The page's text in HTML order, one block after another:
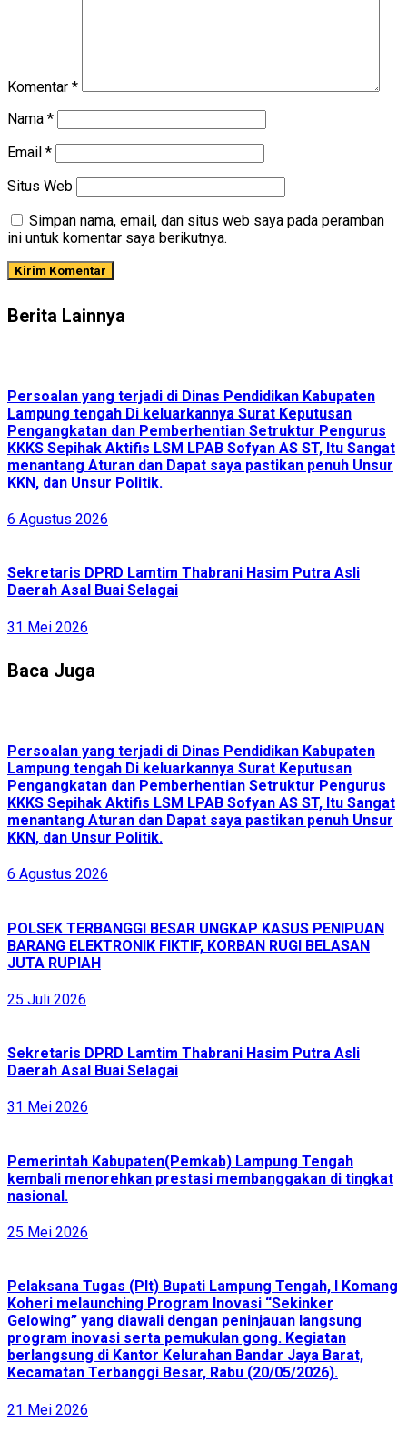
Komentar *
Nama *
Email *
Situs Web
Simpan nama, email, dan situs web saya pada peramban
ini untuk komentar saya berikutnya.
Berita Lainnya
Persoalan yang terjadi di Dinas Pendidikan Kabupaten
Lampung tengah Di keluarkannya Surat Keputusan
Pengangkatan dan Pemberhentian Setruktur Pengurus
KKKS Sepihak Aktifis LSM LPAB Sofyan AS ST, Itu Sangat
menantang Aturan dan Dapat saya pastikan penuh Unsur
KKN, dan Unsur Politik.
6 Agustus 2026
Sekretaris DPRD Lamtim Thabrani Hasim Putra Asli
Daerah Asal Buai Selagai
31 Mei 2026
Baca Juga
Persoalan yang terjadi di Dinas Pendidikan Kabupaten
Lampung tengah Di keluarkannya Surat Keputusan
Pengangkatan dan Pemberhentian Setruktur Pengurus
KKKS Sepihak Aktifis LSM LPAB Sofyan AS ST, Itu Sangat
menantang Aturan dan Dapat saya pastikan penuh Unsur
KKN, dan Unsur Politik.
6 Agustus 2026
POLSEK TERBANGGI BESAR UNGKAP KASUS PENIPUAN
BARANG ELEKTRONIK FIKTIF, KORBAN RUGI BELASAN
JUTA RUPIAH
25 Juli 2026
Sekretaris DPRD Lamtim Thabrani Hasim Putra Asli
Daerah Asal Buai Selagai
31 Mei 2026
Pemerintah Kabupaten(Pemkab) Lampung Tengah
kembali menorehkan prestasi membanggakan di tingkat
nasional.
25 Mei 2026
Pelaksana Tugas (Plt) Bupati Lampung Tengah, I Komang
Koheri melaunching Program Inovasi “Sekinker
Gelowing” yang diawali dengan peninjauan langsung
program inovasi serta pemukulan gong. Kegiatan
berlangsung di Kantor Kelurahan Bandar Jaya Barat,
Kecamatan Terbanggi Besar, Rabu (20/05/2026).
21 Mei 2026